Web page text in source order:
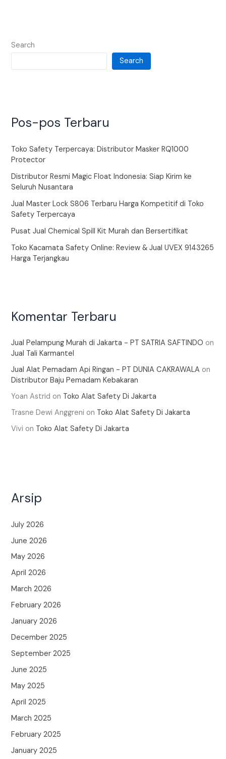
Search
Search
Pos-pos Terbaru
Toko Safety Terpercaya: Distributor Masker RQ1000
Protector
Distributor Resmi Magic Float Indonesia: Siap Kirim ke
Seluruh Nusantara
Jual Master Lock S806 Terbaru Harga Kompetitif di Toko
Safety Terpercaya
Pusat Jual Chemical Spill Kit Murah dan Bersertifikat
Toko Kacamata Safety Online: Review & Jual UVEX 9143265
Harga Terjangkau
Komentar Terbaru
Jual Pelampung Murah di Jakarta - PT SATRIA SAFTINDO on
Jual Tali Karmantel
Jual Alat Pemadam Api Ringan - PT DUNIA CAKRAWALA on
Distributor Baju Pemadam Kebakaran
Yoan Astrid on Toko Alat Safety Di Jakarta
Trasne Dewi Anggreni on Toko Alat Safety Di Jakarta
Vivi on Toko Alat Safety Di Jakarta
Arsip
July 2026
June 2026
May 2026
April 2026
March 2026
February 2026
January 2026
December 2025
September 2025
June 2025
May 2025
April 2025
March 2025
February 2025
January 2025